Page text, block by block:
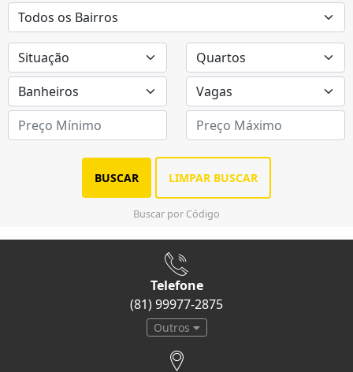
BUSCAR LIMPAR BUSCAR
Buscar por Código
Telefone
(81) 99977-2875
Outros